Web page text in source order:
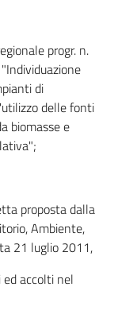
progr. n.
di
delle fonti
biomasse e
proposta dalla
Ambiente,
21 luglio 2011,
accolti nel